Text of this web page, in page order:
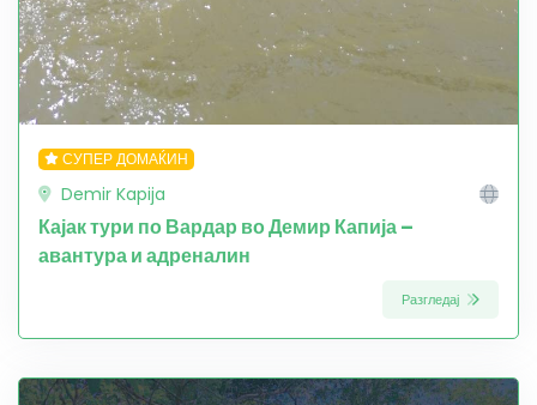
СУПЕР ДОМАЌИН
Demir Kapija
Кајак тури по Вардар во Демир Капија –
авантура и адреналин
Разгледај